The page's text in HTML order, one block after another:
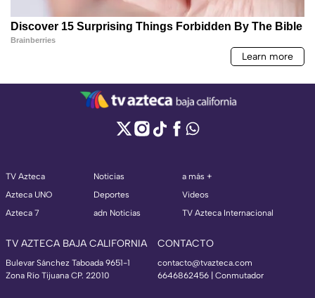
TV Azteca
Azteca UNO
Azteca 7
Noticias
Deportes
adn Noticias
a más +
Videos
TV Azteca Internacional
TV AZTECA BAJA CALIFORNIA
Bulevar Sánchez Taboada 9651-1
Zona Río Tijuana CP. 22010
CONTACTO
contacto@tvazteca.com
6646862456 | Conmutador